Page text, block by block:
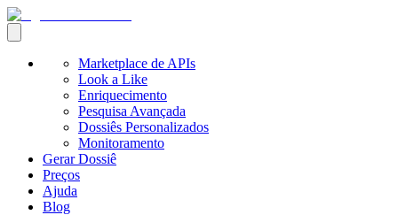
Marketplace de APIs
Look a Like
Enriquecimento
Pesquisa Avançada
Dossiês Personalizados
Monitoramento
Gerar Dossiê
Preços
Ajuda
Blog